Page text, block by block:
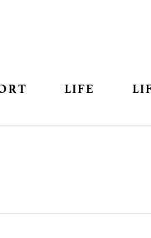
LIFE